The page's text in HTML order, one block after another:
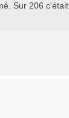
Sur 206 c'était